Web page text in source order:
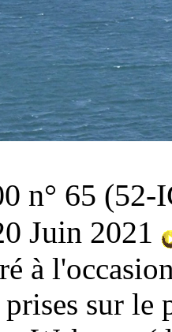
n° 65
Juin 2021
à
sur le